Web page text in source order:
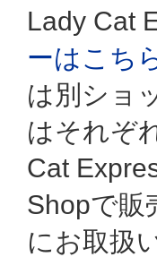
Lady Cat
ーはこち
は別ショ
はそれぞ
Cat
Shopで販
にお取扱